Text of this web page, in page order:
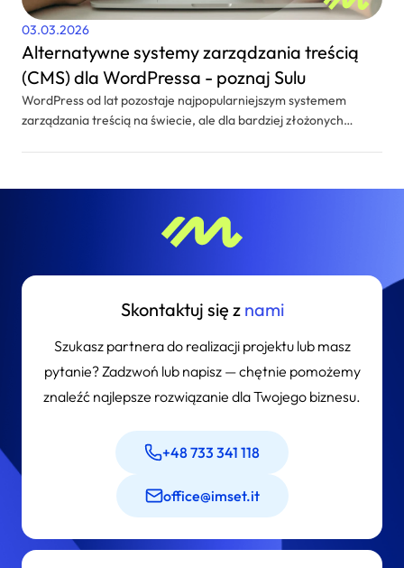
03.03.2026
Alternatywne systemy zarządzania treścią
(CMS) dla WordPressa - poznaj Sulu
WordPress od lat pozostaje najpopularniejszym systemem
zarządzania treścią na świecie, ale dla bardziej złożonych
webowe. Platforma wyróżnia się możliwością łatwego
dostosowania do potrzeb użytkownika, obsługą wielojęzycznych
odpowiednią dla firm wymagających bardziej rozbudowanych
rozwiązań niż te oferowane przez standardowy WordPress. W
artykule przyglądamy się kluczowym funkcjom systemu i
podpowiadamy, w jakich projektach sprawdza się najlepiej i
jakie korzyści przynosi jego wdrożenie.
Skontaktuj się z nami
Szukasz partnera do realizacji projektu lub masz
pytanie? Zadzwoń lub napisz — chętnie pomożemy
znaleźć najlepsze rozwiązanie dla Twojego biznesu.
+48 733 341 118
office@imset.it